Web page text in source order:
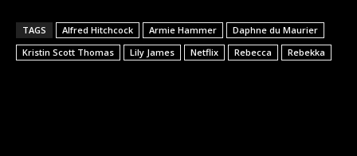
TAGS Alfred Hitchcock Armie Hammer
Daphne du Maurier
Kristin Scott Thomas
Lily James Netflix Rebecca Rebekka